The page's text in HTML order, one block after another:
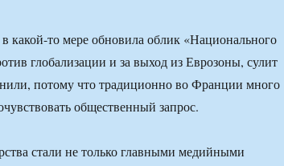
то мере обновила облик «Национального
глобализации и за выход из Еврозоны, сулит
потому что традиционно во Франции много
общественный запрос.
стали не только главными медийными